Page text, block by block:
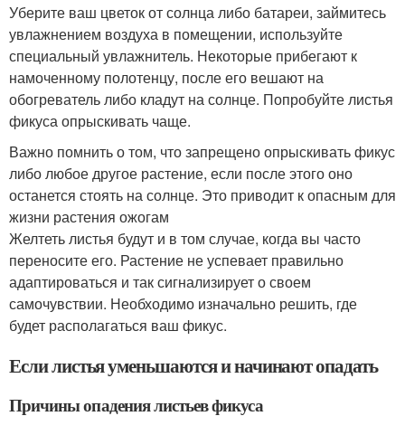
Уберите ваш цветок от солнца либо батареи, займитесь
увлажнением воздуха в помещении, используйте
специальный увлажнитель. Некоторые прибегают к
намоченному полотенцу, после его вешают на
обогреватель либо кладут на солнце. Попробуйте листья
фикуса опрыскивать чаще.
Важно помнить о том, что запрещено опрыскивать фикус
либо любое другое растение, если после этого оно
останется стоять на солнце. Это приводит к опасным для
жизни растения ожогам
Желтеть листья будут и в том случае, когда вы часто
переносите его. Растение не успевает правильно
адаптироваться и так сигнализирует о своем
самочувствии. Необходимо изначально решить, где
будет располагаться ваш фикус.
Если листья уменьшаются и начинают опадать
Причины опадения листьев фикуса